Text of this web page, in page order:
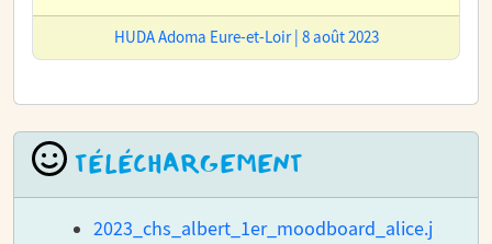
HUDA Adoma Eure-et-Loir | 8 août 2023
TÉLÉCHARGEMENT
2023_chs_albert_1er_moodboard_alice.j